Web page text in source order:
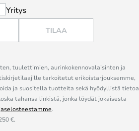
Yritys
TILAA
tuulettimien, aurinkokennovalaisinten ja
tarkoitetut erikoistarjouksemme,
ja suositella tuotteita sekä hyödyllistä tietoa
tahansa linkistä, jonka löydät jokaisesta
.
€.